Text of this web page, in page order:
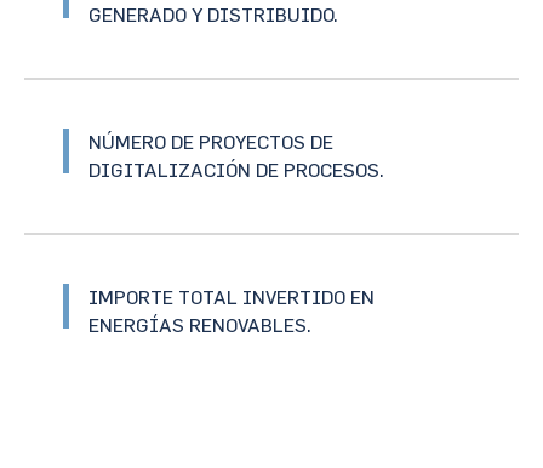
GENERADO Y DISTRIBUIDO.
NÚMERO DE PROYECTOS DE
DIGITALIZACIÓN DE PROCESOS.
IMPORTE TOTAL INVERTIDO EN
ENERGÍAS RENOVABLES.